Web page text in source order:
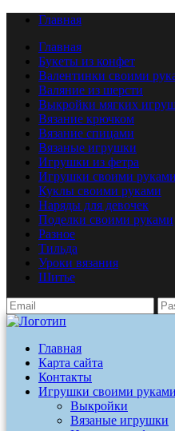
Главная
Главная
Букеты из конфет
Валентинки своими
Валяние из шерсти
Выкройки мягких
Вязание крючком
Вязание спицами
Вязаные игрушки
Игрушки из фетра
Игрушки своими руками
Куклы своими руками
Наряды для девочек
Поделки своими руками
Разное
Тильда
Уроки вязания
Шитье
Главная
Карта сайта
Контакты
Игрушки своими руками
Выкройки
Вязаные игрушки